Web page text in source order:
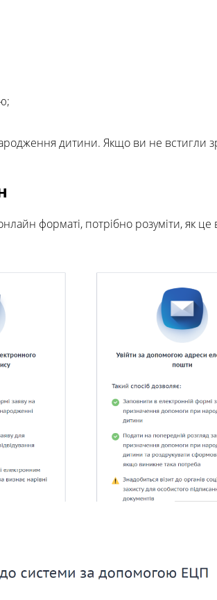
дитини. Якщо ви не встигли
форматі, потрібно розуміти, як це